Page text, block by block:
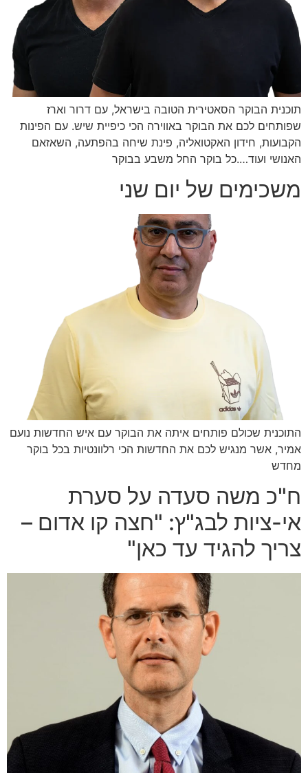
תוכנית הבוקר הסאטירית הטובה בישראל, עם דרור וארז
שפותחים לכם את הבוקר באווירה הכי כיפיית שיש. עם הפינות
הקבועות, חידון האקטואליה, פינת שיחה בהפתעה, השאזאם
האנושי ועוד….כל בוקר החל משבע בבוקר
משכימים של יום שני
התוכנית שכולם פותחים איתה את הבוקר עם איש החדשות נועם
אמיר, אשר מנגיש לכם את החדשות הכי רלוונטיות בכל בוקר
מחדש
ח"כ משה סעדה על סערת
אי-ציות לבג"ץ: "חצה קו אדום –
צריך להגיד עד כאן"